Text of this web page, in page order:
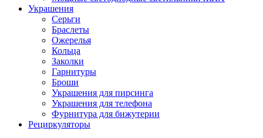
Украшения
Серьги
Браслеты
Ожерелья
Кольца
Заколки
Гарнитуры
Броши
Украшения для пирсинга
Украшения для телефона
Фурнитура для бижутерии
Рециркуляторы